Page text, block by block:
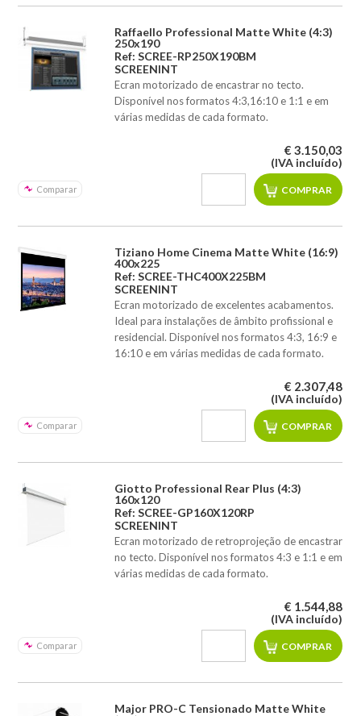
Raffaello Professional Matte White (4:3)
250x190
Ref: SCREE-RP250X190BM
SCREENINT
Ecran motorizado de encastrar no tecto.
Disponível nos formatos 4:3,16:10 e 1:1 e em
várias medidas de cada formato.
Comparar
€ 3.150,03
(IVA incluído)
Tiziano Home Cinema Matte White (16:9)
400x225
Ref: SCREE-THC400X225BM
SCREENINT
Ecran motorizado de excelentes acabamentos.
Ideal para instalações de âmbito profissional e
residencial. Disponível nos formatos 4:3, 16:9 e
16:10 e em várias medidas de cada formato.
Comparar
€ 2.307,48
(IVA incluído)
Giotto Professional Rear Plus (4:3)
160x120
Ref: SCREE-GP160X120RP
SCREENINT
Ecran motorizado de retroprojeção de encastrar
no tecto. Disponível nos formatos 4:3 e 1:1 e em
várias medidas de cada formato.
Comparar
€ 1.544,88
(IVA incluído)
Major PRO-C Tensionado Matte White